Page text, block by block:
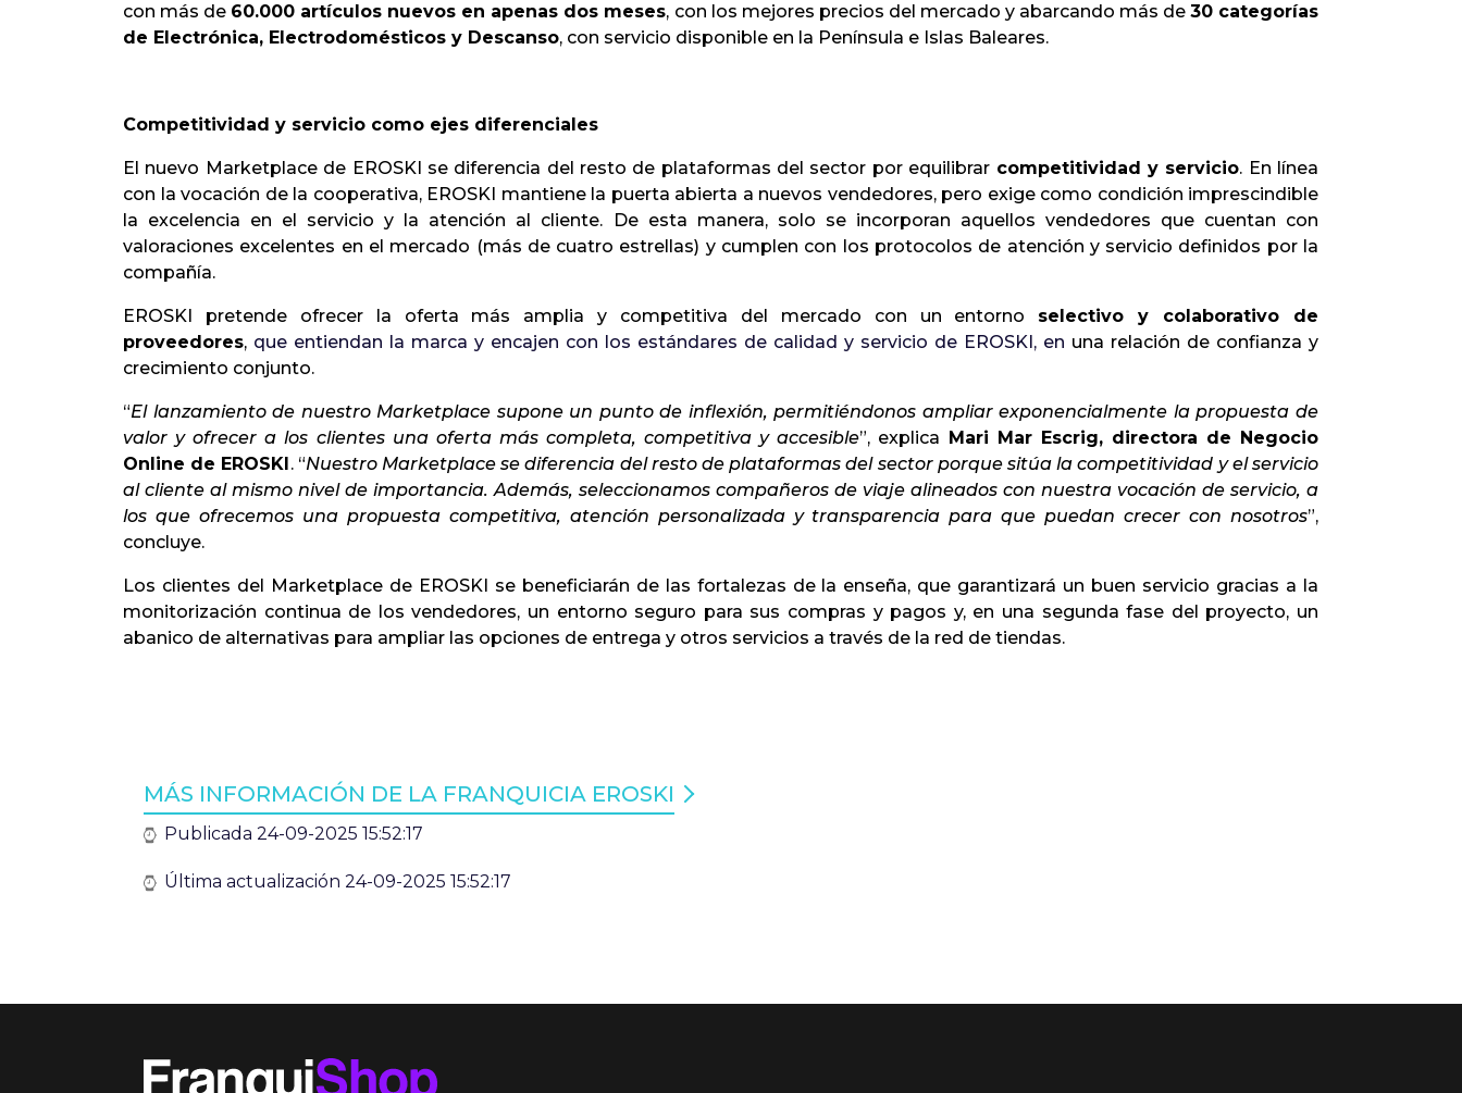
con más de 60.000 artículos nuevos en apenas dos meses, con los mejores precios del mercado y abarcando más de 30 categorías
de Electrónica, Electrodomésticos y Descanso, con servicio disponible en la Península e Islas Baleares.
Competitividad y servicio como ejes diferenciales
El nuevo Marketplace de EROSKI se diferencia del resto de plataformas del sector por equilibrar competitividad y servicio. En línea
con la vocación de la cooperativa, EROSKI mantiene la puerta abierta a nuevos vendedores, pero exige como condición imprescindible
la excelencia en el servicio y la atención al cliente. De esta manera, solo se incorporan aquellos vendedores que cuentan con
valoraciones excelentes en el mercado (más de cuatro estrellas) y cumplen con los protocolos de atención y servicio definidos por la
compañía.
EROSKI pretende ofrecer la oferta más amplia y competitiva del mercado con un entorno selectivo y colaborativo de
proveedores, que entiendan la marca y encajen con los estándares de calidad y servicio de EROSKI, en una relación de confianza y
crecimiento conjunto.
“El lanzamiento de nuestro Marketplace supone un punto de inflexión, permitiéndonos ampliar exponencialmente la propuesta de
valor y ofrecer a los clientes una oferta más completa, competitiva y accesible”, explica Mari Mar Escrig, directora de Negocio
Online de EROSKI. “Nuestro Marketplace se diferencia del resto de plataformas del sector porque sitúa la competitividad y el servicio
al cliente al mismo nivel de importancia. Además, seleccionamos compañeros de viaje alineados con nuestra vocación de servicio, a
los que ofrecemos una propuesta competitiva, atención personalizada y transparencia para que puedan crecer con nosotros”,
concluye.
Los clientes del Marketplace de EROSKI se beneficiarán de las fortalezas de la enseña, que garantizará un buen servicio gracias a la
monitorización continua de los vendedores, un entorno seguro para sus compras y pagos y, en una segunda fase del proyecto, un
abanico de alternativas para ampliar las opciones de entrega y otros servicios a través de la red de tiendas.
MÁS INFORMACIÓN DE LA FRANQUICIA EROSKI
Publicada 24-09-2025 15:52:17
Última actualización 24-09-2025 15:52:17